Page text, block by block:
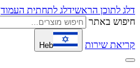
דלג לתוכן הראשידלג לתחתית העמוד
חיפוש באתר
קריאת שירות Heb